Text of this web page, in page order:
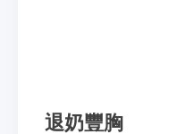
退奶豐胸